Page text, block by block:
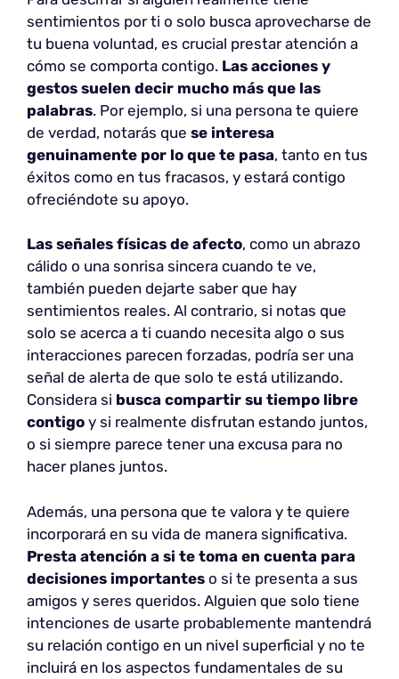
sentimientos por ti o solo busca aprovecharse de
tu buena voluntad, es crucial prestar atención a
cómo se comporta contigo. Las acciones y
gestos suelen decir mucho más que las
palabras. Por ejemplo, si una persona te quiere
de verdad, notarás que se interesa
genuinamente por lo que te pasa, tanto en tus
éxitos como en tus fracasos, y estará contigo
ofreciéndote su apoyo.
Las señales físicas de afecto, como un abrazo
cálido o una sonrisa sincera cuando te ve,
también pueden dejarte saber que hay
sentimientos reales. Al contrario, si notas que
solo se acerca a ti cuando necesita algo o sus
interacciones parecen forzadas, podría ser una
señal de alerta de que solo te está utilizando.
Considera si busca compartir su tiempo libre
contigo y si realmente disfrutan estando juntos,
o si siempre parece tener una excusa para no
hacer planes juntos.
Además, una persona que te valora y te quiere
incorporará en su vida de manera significativa.
Presta atención a si te toma en cuenta para
decisiones importantes o si te presenta a sus
amigos y seres queridos. Alguien que solo tiene
intenciones de usarte probablemente mantendrá
su relación contigo en un nivel superficial y no te
incluirá en los aspectos fundamentales de su